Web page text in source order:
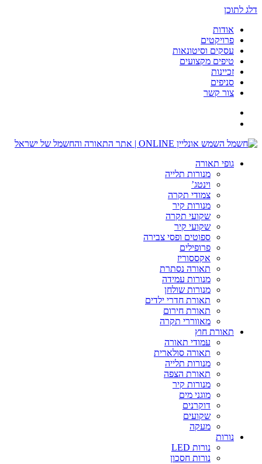
דלג לתוכן
אודות
פרויקטים
עסקים וסיטונאות
טיפים מקצועים
זכיינות
סניפים
צור קשר
גופי תאורה
מנורות תלייה
וינטג’
צמודי תקרה
מנורות קיר
שקועי תקרה
שקועי קיר
ספוטים ופסי צבירה
פרופילים
אקססוריז
תאורה נסתרת
מנורות עמידה
מנורות שולחן
תאורת חדרי ילדים
תאורת חירום
מאווררי תקרה
תאורת חוץ
עמודי תאורה
תאורה סולארית
מנורות תלייה
תאורת הצפה
מנורות קיר
מוגני מים
דוקרנים
שקועים
מעקה
נורות
נורות LED
נורות חסכון